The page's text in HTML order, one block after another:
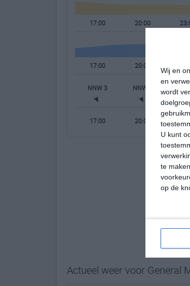
Wij en
en
wordt
U kunt
te
op de
17:00 20:00
17:00 20:00
NNW 3 NNW 2
17:00 20:00
Actueel weer voor General